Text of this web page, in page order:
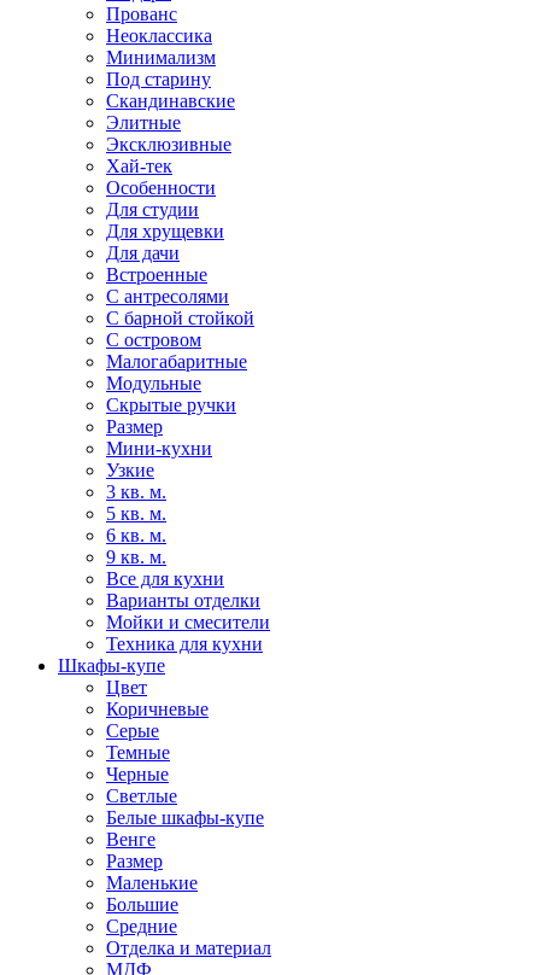
Прованс
Неоклассика
Минимализм
Под старину
Скандинавские
Элитные
Эксклюзивные
Хай-тек
Особенности
Для студии
Для хрущевки
Для дачи
Встроенные
С антресолями
С барной стойкой
С островом
Малогабаритные
Модульные
Скрытые ручки
Размер
Мини-кухни
Узкие
3 кв. м.
5 кв. м.
6 кв. м.
9 кв. м.
Все для кухни
Варианты отделки
Мойки и смесители
Техника для кухни
Шкафы-купе
Цвет
Коричневые
Серые
Темные
Черные
Светлые
Белые шкафы-купе
Венге
Размер
Маленькие
Большие
Средние
Отделка и материал
МДФ